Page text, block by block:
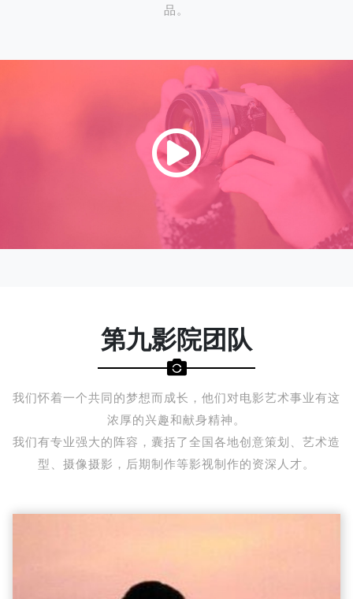
品。
第九影院团队
我们怀着一个共同的梦想而成长，他们对电影艺术事业有这
浓厚的兴趣和献身精神。
我们有专业强大的阵容，囊括了全国各地创意策划、艺术造
型、摄像摄影，后期制作等影视制作的资深人才。